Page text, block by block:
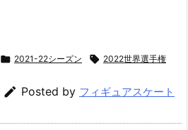
 2021-22シーズン  2022世界選手権
 Posted by フィギュアスケート